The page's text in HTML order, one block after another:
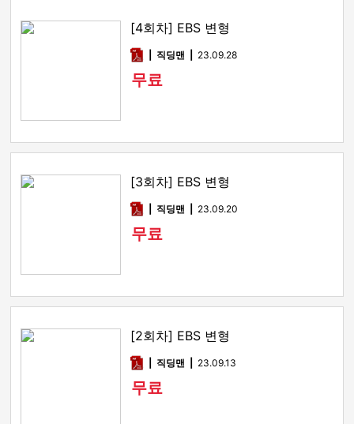
[4회차] EBS 변형
pdf직딩맨 23.09.28
무료
[3회차] EBS 변형
pdf직딩맨 23.09.20
무료
[2회차] EBS 변형
pdf직딩맨 23.09.13
무료